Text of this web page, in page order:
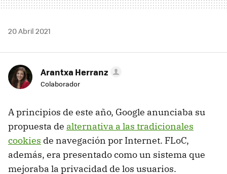
20 Abril 2021
Arantxa Herranz
Colaborador
A principios de este año, Google anunciaba su
propuesta de alternativa a las tradicionales
cookies de navegación por Internet. FLoC,
además, era presentado como un sistema que
mejoraba la privacidad de los usuarios.